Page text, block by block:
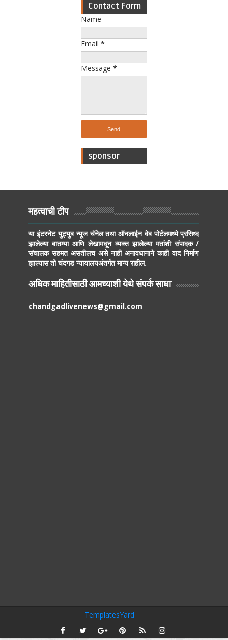
Contact Form
Name
Email *
Message *
sponsor
महत्वाची टीप
या इंटरनेट युट्युब न्यूज चॅनेल तथा ऑनलाईन वेब पोर्टलमध्ये प्रसिध्द
झालेल्या बातम्या आणि लेखामधून व्यक्त झालेल्या मतांशी संपादक /
संचालक सहमत असतीलच असे नाही अनावधानाने काही वाद निर्माण
झाल्यास तो चंदगड न्यायालयअंतर्गत मान्य राहील.
अधिक माहितीसाठी आमच्याशी येथे संपर्क साधा
chandgadlivenews@gmail.com